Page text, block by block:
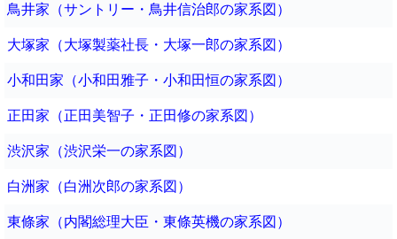
鳥井家（サントリー・鳥井信治郎の家系図）
大塚家（大塚製薬社長・大塚一郎の家系図）
小和田家（小和田雅子・小和田恒の家系図）
正田家（正田美智子・正田修の家系図）
渋沢家（渋沢栄一の家系図）
白洲家（白洲次郎の家系図）
東條家（内閣総理大臣・東條英機の家系図）